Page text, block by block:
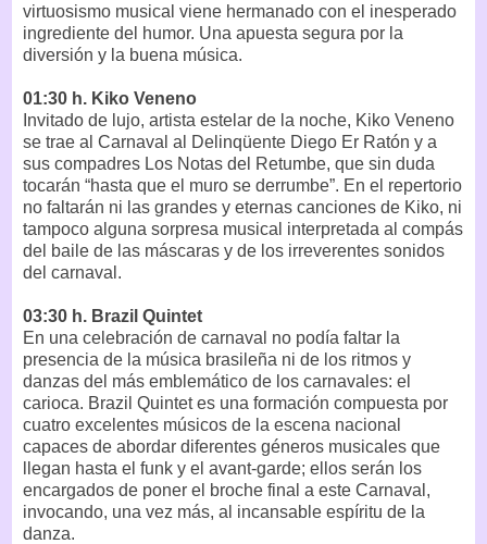
virtuosismo musical viene hermanado con el inesperado
ingrediente del humor. Una apuesta segura por la
diversión y la buena música.
01:30 h. Kiko Veneno
Invitado de lujo, artista estelar de la noche, Kiko Veneno
se trae al Carnaval al Delinqüente Diego Er Ratón y a
sus compadres Los Notas del Retumbe, que sin duda
tocarán “hasta que el muro se derrumbe”. En el repertorio
no faltarán ni las grandes y eternas canciones de Kiko, ni
tampoco alguna sorpresa musical interpretada al compás
del baile de las máscaras y de los irreverentes sonidos
del carnaval.
03:30 h. Brazil Quintet
En una celebración de carnaval no podía faltar la
presencia de la música brasileña ni de los ritmos y
danzas del más emblemático de los carnavales: el
carioca. Brazil Quintet es una formación compuesta por
cuatro excelentes músicos de la escena nacional
capaces de abordar diferentes géneros musicales que
llegan hasta el funk y el avant-garde; ellos serán los
encargados de poner el broche final a este Carnaval,
invocando, una vez más, al incansable espíritu de la
danza.